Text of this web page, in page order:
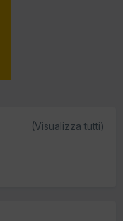
(Visualizza tutti)